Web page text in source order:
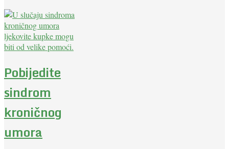
Pobijedite
sindrom
kroničnog
umora